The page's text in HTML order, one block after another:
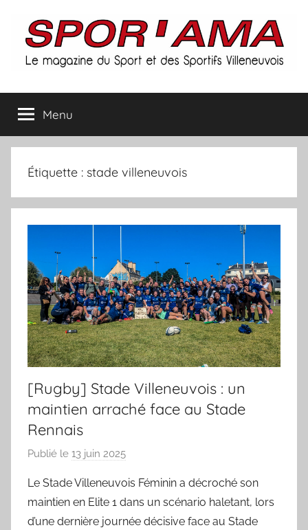
contenu
Spor'ama
le
magazine
du
sport
et
des
sportifs
villeneuvois
Menu
Étiquette : stade villeneuvois
[Rugby] Stade Villeneuvois : un
maintien arraché face au Stade
Rennais
Publié le 13 juin 2025
r
S
p
Le Stade Villeneuvois Féminin a décroché son
maintien en Elite 1 dans un scénario haletant, lors
d’une dernière journée décisive face au Stade